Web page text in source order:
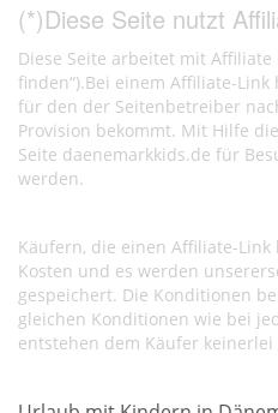
(*)Diese Seite nutzt
Diese Seite arbeitet mit Affiliate
finden“).Bei einem Affiliate-
für den der Seitenbetreiber
Provision bekommt. Mit Hilfe
Seite daenemarkkids.de für
werden.
Käufern, die einen Affiliate-
Kosten und es werden
gespeichert. Die Konditionen
gleichen Konditionen wie bei
entstehen dem Käufer keinerlei